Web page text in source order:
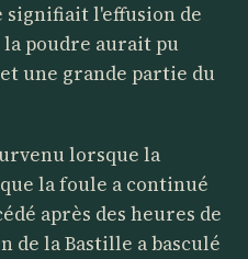
signifiait l'effusion de
la poudre aurait pu
une grande partie du
lorsque la
la foule a continué
après des heures de
de la Bastille a basculé